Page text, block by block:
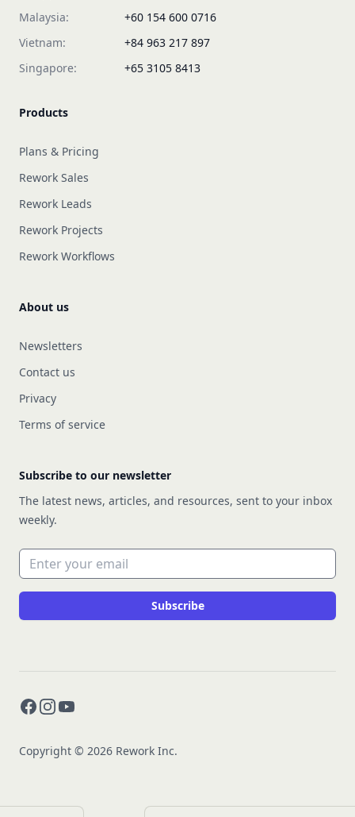
Malaysia:
+60 154 600 0716
Vietnam:
+84 963 217 897
Singapore:
+65 3105 8413
Products
Plans & Pricing
Rework Sales
Rework Leads
Rework Projects
Rework Workflows
About us
Newsletters
Contact us
Privacy
Terms of service
Subscribe to our newsletter
The latest news, articles, and resources, sent to your inbox
weekly.
Email address
Subscribe
Facebook
Instagram
YouTube
Copyright © 2026 Rework Inc.